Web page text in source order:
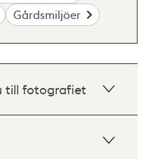
Gårdsmiljöer
till fotografiet